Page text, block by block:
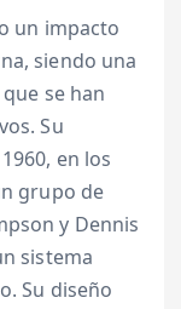
un impacto
siendo una
se han
Su
en los
grupo de
y Dennis
sistema
Su diseño